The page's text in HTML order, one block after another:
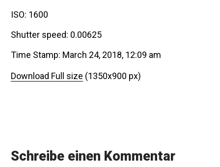
ISO: 1600
Shutter speed: 0.00625
Time Stamp: March 24, 2018, 12:09 am
Download Full size (1350x900 px)
Schreibe einen Kommentar